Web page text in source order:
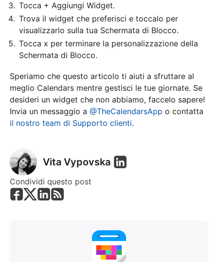
Tocca + Aggiungi Widget.
Trova il widget che preferisci e toccalo per
visualizzarlo sulla tua Schermata di Blocco.
Tocca x per terminare la personalizzazione della
Schermata di Blocco.
Speriamo che questo articolo ti aiuti a sfruttare al
meglio Calendars mentre gestisci le tue giornate. Se
desideri un widget che non abbiamo, faccelo sapere!
Invia un messaggio a @TheCalendarsApp o contatta
il nostro team di Supporto clienti.
Vita Vypovska
Condividi questo post